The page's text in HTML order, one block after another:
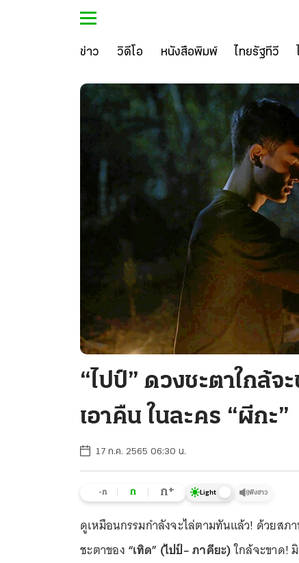
ข่าว วิดีโอ หนังสือพิมพ์ ไทยรัฐทีวี
“ไปป์” ดวงชะตาใกล้
เอาคืน ในละคร “ผีกะ”
17 ก.ค. 2565 06:30 น.
-ก ก ก+ Light ฟังข่าว
ดูเหมือนกรรมกำลังจะไล่ตามทันแล้ว! ด้วยสภ
ชะตาของ “เทิด” (ไปป์– ภาคียะ)ใกล้จะขาด!